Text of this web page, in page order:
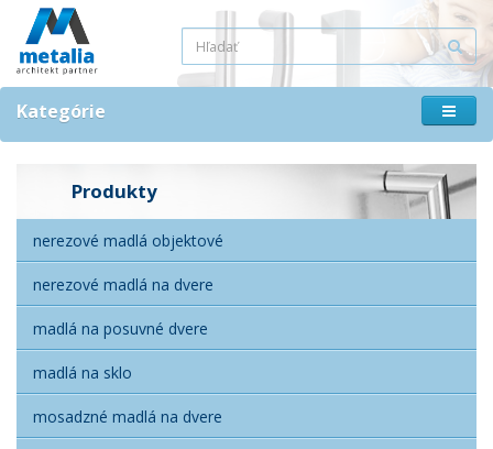
Kategórie
Produkty
nerezové madlá objektové
nerezové madlá na dvere
madlá na posuvné dvere
madlá na sklo
mosadzné madlá na dvere